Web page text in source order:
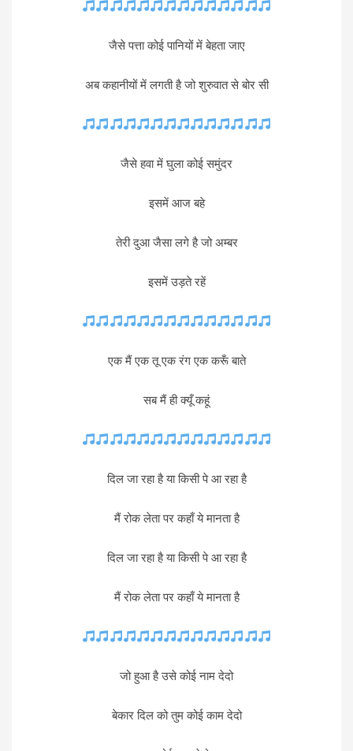
जैसे पत्ता कोई पानियों में बेहता जाए
अब कहानीयों में लगती है जो शुरुवात से बोर सी
जैसे हवा में घुला कोई समुंदर
इसमें आज बहे
तेरी दुआ जैसा लगे है जो अम्बर
इसमें उड़ते रहें
एक मैं एक तू एक रंग एक करूँ बाते
सब मैं ही क्यूँ कहूं
दिल जा रहा है या किसी पे आ रहा है
मैं रोक लेता पर कहाँ ये मानता है
दिल जा रहा है या किसी पे आ रहा है
मैं रोक लेता पर कहाँ ये मानता है
जो हुआ है उसे कोई नाम देदो
बेकार दिल को तुम कोई काम देदो